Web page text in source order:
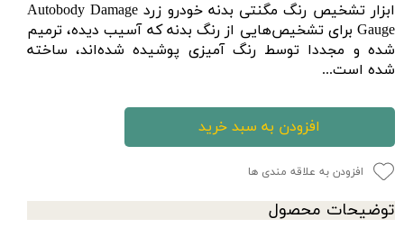
ابزار تشخیص رنگ مگنتی بدنه خودرو زرد Autobody Damage
Gauge برای تشخیص‌هایی از رنگ بدنه که آسیب دیده، ترمیم
شده و مجددا توسط رنگ آمیزی پوشیده شده‌اند، ساخته
شده است...
افزودن به سبد خرید
افزودن به علاقه مندی ها
توضیحات محصول